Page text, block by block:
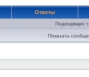
Ответы
Подходящих
Показать